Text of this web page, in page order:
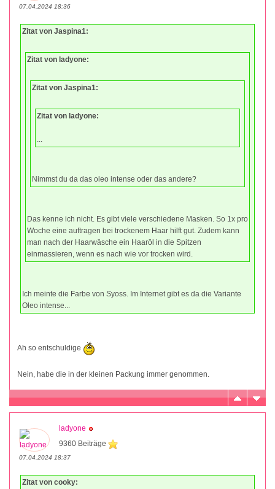
07.04.2024 18:36
Zitat von Jaspina1:
Zitat von ladyone:
Zitat von Jaspina1:
Zitat von ladyone:
...
Nimmst du da das oleo intense oder das andere?
Das kenne ich nicht. Es gibt viele verschiedene Masken. So 1x pro
Woche eine auftragen bei trockenem Haar hilft gut. Zudem kann
man nach der Haarwäsche ein Haaröl in die Spitzen
einmassieren, wenn es nach wie vor trocken wird.
Ich meinte die Farbe von Syoss. Im Internet gibt es da die Variante
Oleo intense...
Ah so entschuldige
Nein, habe die in der kleinen Packung immer genommen.
ladyone
9360 Beiträge
07.04.2024 18:37
Zitat von cooky: